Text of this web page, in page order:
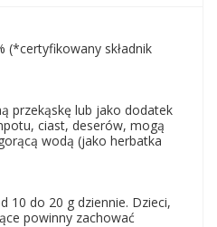
(*certyfikowany składnik
przekąskę lub jako dodatek
ciast, deserów, mogą
wodą (jako herbatka
10 do 20 g dziennie. Dzieci,
powinny zachować